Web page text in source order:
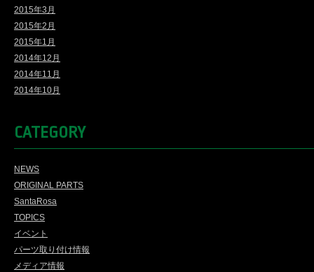
2015年3月
2015年2月
2015年1月
2014年12月
2014年11月
2014年10月
CATEGORY
NEWS
ORIGINAL PARTS
SantaRosa
TOPICS
イベント
パーツ取り付け情報
メディア情報